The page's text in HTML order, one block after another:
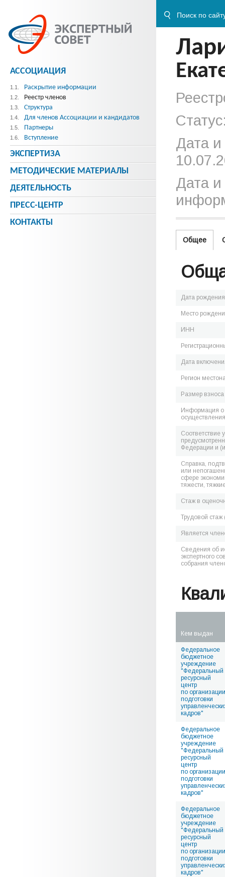
Дата
Дата и
Общее
Дата рождения
Место
ИНН
Дата
Регион
Размер
Информация о
Соответствие
Федерации и
Справка,
или
сфере
тяжести,
Стаж в
Трудовой стаж
Является
Сведения об
экспертного
собрания
Кем выдан
Федеральное
бюджетное
учреждение
"Федеральный
ресурсный
центр
по организации
подготовки
кадров"
Федеральное
бюджетное
учреждение
"Федеральный
ресурсный
центр
по организации
подготовки
кадров"
Федеральное
бюджетное
учреждение
"Федеральный
ресурсный
центр
по организации
подготовки
кадров"
АССОЦИАЦИЯ
1.1. Раскрытие информации
1.2. Реестр членов
1.3. Структура
1.4. Для членов Ассоциации и кандидатов
1.5. Партнеры
1.6. Вступление
ЭКСПЕРТИЗА
МЕТОДИЧЕСКИE МАТЕРИАЛЫ
ДЕЯТЕЛЬНОСТЬ
ПРЕСС-ЦЕНТР
КОНТАКТЫ